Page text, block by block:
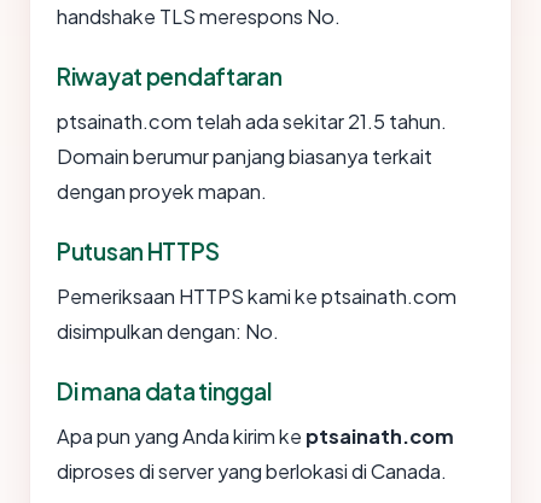
handshake TLS merespons No.
Riwayat pendaftaran
ptsainath.com telah ada sekitar 21.5 tahun.
Domain berumur panjang biasanya terkait
dengan proyek mapan.
Putusan HTTPS
Pemeriksaan HTTPS kami ke ptsainath.com
disimpulkan dengan: No.
Di mana data tinggal
Apa pun yang Anda kirim ke ptsainath.com
diproses di server yang berlokasi di Canada.